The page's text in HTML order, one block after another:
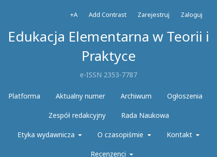
Edukacja Elementarna w Teorii i
Praktyce
e-ISSN 2353-7787
Platforma Aktualny numer Archiwum Ogłoszenia
Zespół redakcyjny Rada Naukowa
Etyka wydawnicza O czasopiśmie Kontakt
Recenzenci
+A Add Contrast Zarejestruj Zaloguj